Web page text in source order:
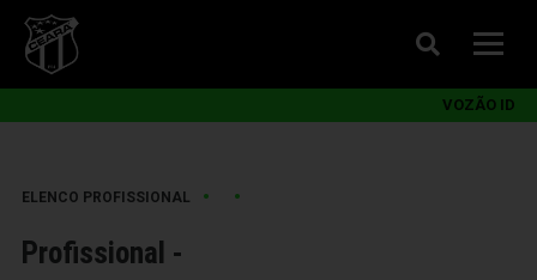
VOZÃO ID
ELENCO PROFISSIONAL • •
Profissional -